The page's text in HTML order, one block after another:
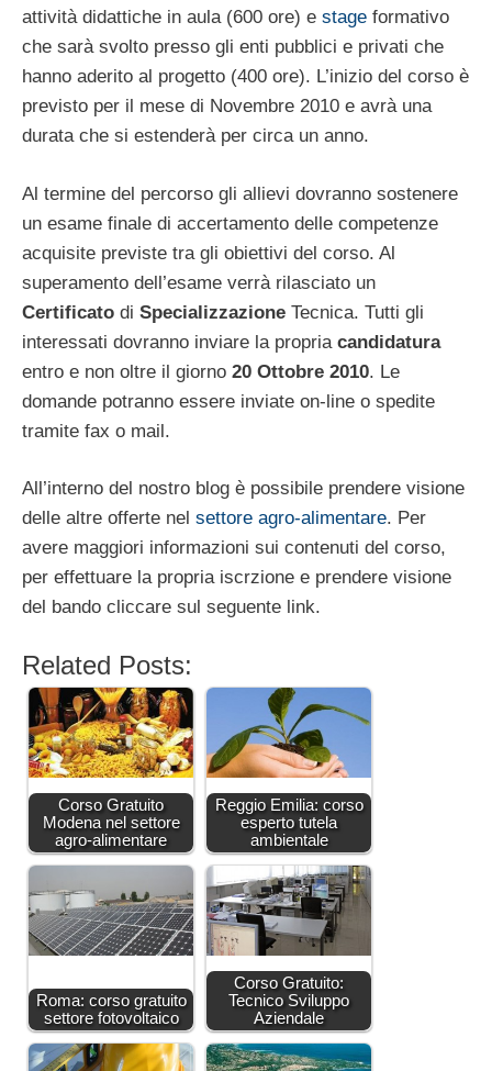
attività didattiche in aula (600 ore) e stage formativo
che sarà svolto presso gli enti pubblici e privati che
hanno aderito al progetto (400 ore). L’inizio del corso è
previsto per il mese di Novembre 2010 e avrà una
durata che si estenderà per circa un anno.
Al termine del percorso gli allievi dovranno sostenere
un esame finale di accertamento delle competenze
acquisite previste tra gli obiettivi del corso. Al
superamento dell’esame verrà rilasciato un
Certificato di Specializzazione Tecnica. Tutti gli
interessati dovranno inviare la propria candidatura
entro e non oltre il giorno 20 Ottobre 2010. Le
domande potranno essere inviate on-line o spedite
tramite fax o mail.
All’interno del nostro blog è possibile prendere visione
delle altre offerte nel settore agro-alimentare. Per
avere maggiori informazioni sui contenuti del corso,
per effettuare la propria iscrzione e prendere visione
del bando cliccare sul seguente link.
Related Posts:
Corso Gratuito
Modena nel settore
agro-alimentare
Reggio Emilia: corso
esperto tutela
ambientale
Roma: corso gratuito
settore fotovoltaico
Corso Gratuito:
Tecnico Sviluppo
Aziendale